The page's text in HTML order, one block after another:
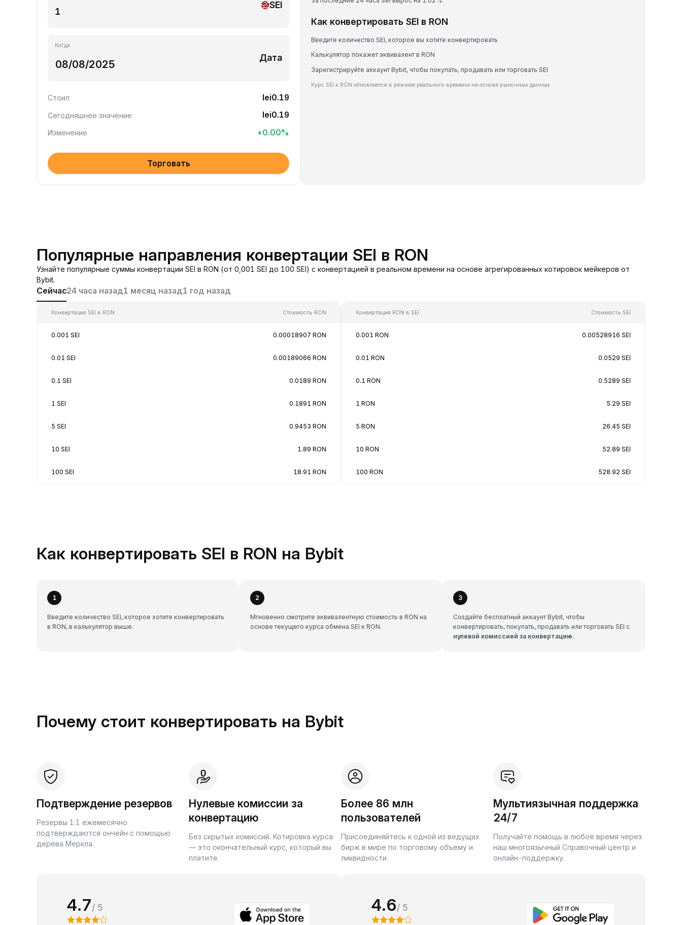
SEI
Когда
Дата
Стоил lei0.19
Сегодняшнее значение lei0.19
Изменение +0.00%
Торговать
Как конвертировать SEI в RON
Введите количество SEI, которое вы хотите конвертировать
Калькулятор покажет эквивалент в RON
Зарегистрируйте аккаунт Bybit, чтобы покупать, продавать или торговать SEI
Курс SEI к RON обновляется в режиме реального времени на основе рыночных данных.
Популярные направления конвертации SEI в RON
Узнайте популярные суммы конвертации SEI в RON (от 0,001 SEI до 100 SEI) с конвертацией в реальном времени на основе агрегированных котировок мейкеров от
Bybit.
Сейчас24 часа назад1 месяц назад1 год назад
Конвертация SEI в RON Стоимость RON
0.001 SEI 0.00018907 RON
0.01 SEI 0.00189066 RON
0.1 SEI 0.0189 RON
1 SEI 0.1891 RON
5 SEI 0.9453 RON
10 SEI 1.89 RON
100 SEI 18.91 RON
Конвертация RON в SEI Стоимость SEI
0.001 RON 0.00528916 SEI
0.01 RON 0.0529 SEI
0.1 RON 0.5289 SEI
1 RON 5.29 SEI
5 RON 26.45 SEI
10 RON 52.89 SEI
100 RON 528.92 SEI
Как конвертировать SEI в RON на Bybit
1
Введите количество SEI, которое хотите конвертировать
в RON, в калькулятор выше.
2
Мгновенно смотрите эквивалентную стоимость в RON на
основе текущего курса обмена SEI к RON.
3
Создайте бесплатный аккаунт Bybit, чтобы
конвертировать, покупать, продавать или торговать SEI с
нулевой комиссией за конвертацию.
Почему стоит конвертировать на Bybit
Подтверждение резервов
Резервы 1:1 ежемесячно
подтверждаются ончейн с помощью
дерева Меркла.
Нулевые комиссии за
конвертацию
Без скрытых комиссий. Котировка курса
— это окончательный курс, который вы
платите.
Более 86 млн
пользователей
Присоединяйтесь к одной из ведущих
бирж в мире по торговому объему и
ликвидности.
Мультиязычная поддержка
24/7
Получайте помощь в любое время через
наш многоязычный Справочный центр и
онлайн-поддержку.
4.7/ 5 4.6/ 5